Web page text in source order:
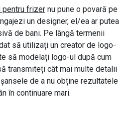
pentru frizernu pune o povară pe
un designer, el/ea ar putea
de bani. Pe lângă termenii
să utilizați un creator de logo-
să modelați logo-ul după cum
transmiteți cât mai multe detalii
de a nu obține rezultatele
în continuare mari.